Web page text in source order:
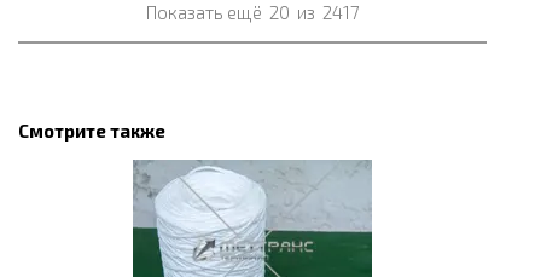
Показать ещё 20 из 2417
Смотрите также